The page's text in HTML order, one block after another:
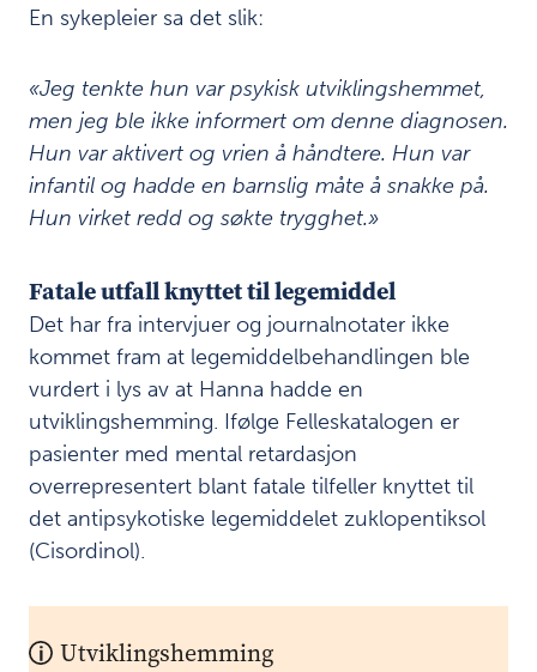
ut:
ned
PDF av
kapittel
PDF av
rapporten
En sykepleier sa det slik:
«Jeg tenkte hun var psykisk utviklingshemmet,
men jeg ble ikke informert om denne diagnosen.
Hun var aktivert og vrien å håndtere. Hun var
infantil og hadde en barnslig måte å snakke på.
Hun virket redd og søkte trygghet.»
Fatale utfall knyttet til legemiddel
Det har fra intervjuer og journalnotater ikke
kommet fram at legemiddelbehandlingen ble
vurdert i lys av at Hanna hadde en
utviklingshemming. Ifølge Felleskatalogen er
pasienter med mental retardasjon
overrepresentert blant fatale tilfeller knyttet til
det antipsykotiske legemiddelet zuklopentiksol
(Cisordinol).
Utviklingshemming